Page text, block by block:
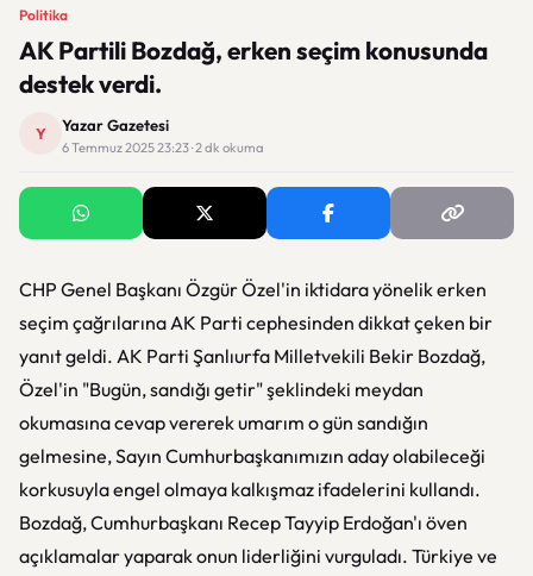
Politika
AK Partili Bozdağ, erken seçim konusunda
destek verdi.
Y Yazar Gazetesi
6 Temmuz 2025 23:23 · 2 dk okuma
CHP Genel Başkanı Özgür Özel'in iktidara yönelik erken
seçim çağrılarına AK Parti cephesinden dikkat çeken bir
yanıt geldi. AK Parti Şanlıurfa Milletvekili Bekir Bozdağ,
Özel'in "Bugün, sandığı getir" şeklindeki meydan
okumasına cevap vererek umarım o gün sandığın
gelmesine, Sayın Cumhurbaşkanımızın aday olabileceği
korkusuyla engel olmaya kalkışmaz ifadelerini kullandı.
Bozdağ, Cumhurbaşkanı Recep Tayyip Erdoğan'ı öven
açıklamalar yaparak onun liderliğini vurguladı. Türkiye ve